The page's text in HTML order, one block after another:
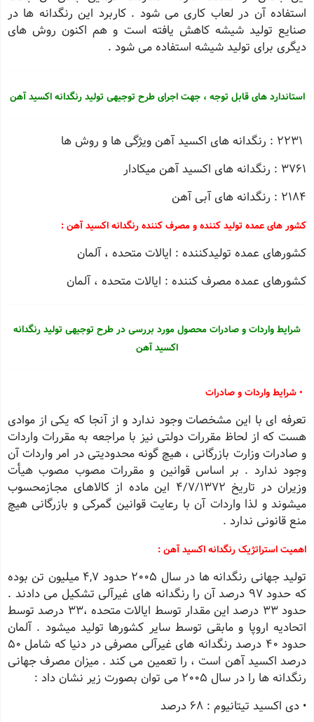
استفاده آن در لعاب كاری می شود . كاربرد این رنگدانه ها در
صنایع تولید شیشه كاهش یافته است و هم اكنون روش های
دیگری برای تولید شیشه استفاده می شود .
استاندارد های قابل توجه ، جهت اجرای طرح توجیهی تولید رنگدانه اکسید آهن
2231 : رنگدانه های اكسید آهن ویژگی ها و روش ها
3761 : رنگدانه های اكسید آهن میكادار
2184 : رنگدانه های آبی آهن
کشور های عمده تولید کننده و مصرف کننده رنگدانه اکسید آهن :
كشورهای عمده تولیدكننده : ایالات متحده ، آلمان
کشورهای عمده مصرف کننده : ایالات متحده ، آلمان
شرایط واردات و صادرات محصول مورد بررسی در طرح توجیهی تولید رنگدانه
اکسید آهن
• شرایط واردات و صادرات
تعرفه ای با این مشخصات وجود ندارد و از آنجا كه یكی از موادی
هست كه از لحاظ مقررات دولتی نیز با مراجعه به مقررات واردات
و صادرات وزارت بازرگانی ، هیچ گونه محدودیتی در امر واردات آن
وجود ندارد . بر اساس قوانین و مقررات مصوب مصوب هیأت
وزیران در تاریخ 4/7/1372 این ماده از كالاهـای مجـازمحسوب
میشوند و لذا واردات آن با رعایت قوانین گمركی و بازرگانی هیچ
منع قانونی ندارد .
اهمیت استراتژیک رنگدانه اکسید آهن :
تولید جهانی رنگدانه ها در سال 2005 حدود 4,7 میلیون تن بوده
كه حدود 97 درصد آن را رنگدانه های غیرآلی تشكیل می دادند .
حدود 33 درصد این مقدار توسط ایالات متحده ،33 درصد توسط
اتحادیه اروپا و مابقی توسط سایر كشورها تولید میشود . آلمان
حدود 40 درصد رنگدانه های غیرآلی مصرفی در دنیا كه شامل 50
درصد اكسید آهن است ، را تعمین می كند . میزان مصرف جهانی
رنگدانه ها را در سال 2005 می توان بصورت زیر نشان داد :
• دی اكسید تیتانیوم : 68 درصد